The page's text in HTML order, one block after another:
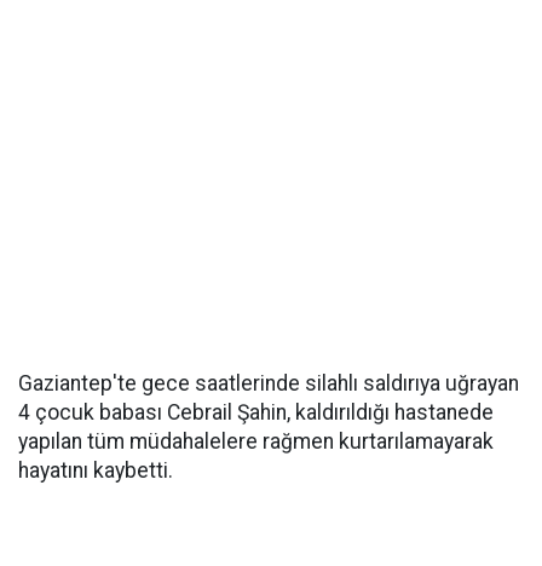
Gaziantep'te gece saatlerinde silahlı saldırıya uğrayan
4 çocuk babası Cebrail Şahin, kaldırıldığı hastanede
yapılan tüm müdahalelere rağmen kurtarılamayarak
hayatını kaybetti.